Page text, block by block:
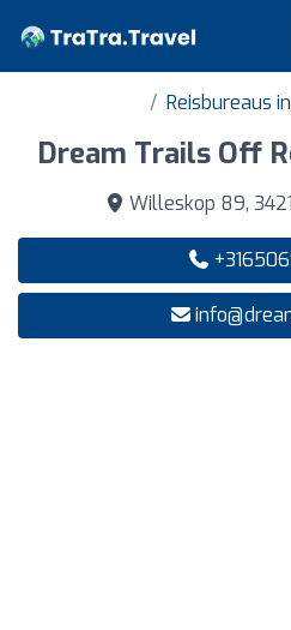
Reisbureaus
Dream Trails Off
Willeskop 89,